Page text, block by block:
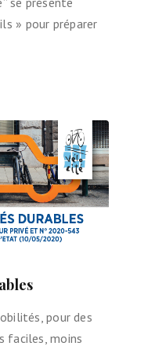
» pour préparer
pour des
faciles, moins